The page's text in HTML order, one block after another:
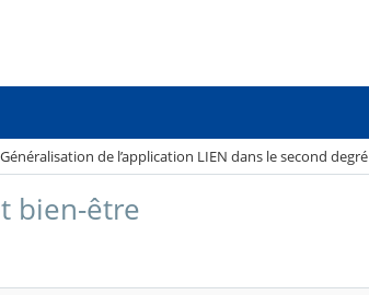
de l’application LIEN dans le second degré
bien-être